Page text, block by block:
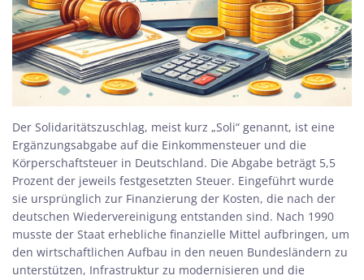
Der Solidaritätszuschlag, meist kurz „Soli“ genannt, ist eine
Ergänzungsabgabe auf die Einkommensteuer und die
Körperschaftsteuer in Deutschland. Die Abgabe beträgt 5,5
Prozent der jeweils festgesetzten Steuer. Eingeführt wurde
sie ursprünglich zur Finanzierung der Kosten, die nach der
deutschen Wiedervereinigung entstanden sind. Nach 1990
musste der Staat erhebliche finanzielle Mittel aufbringen, um
den wirtschaftlichen Aufbau in den neuen Bundesländern zu
unterstützen, Infrastruktur zu modernisieren und die